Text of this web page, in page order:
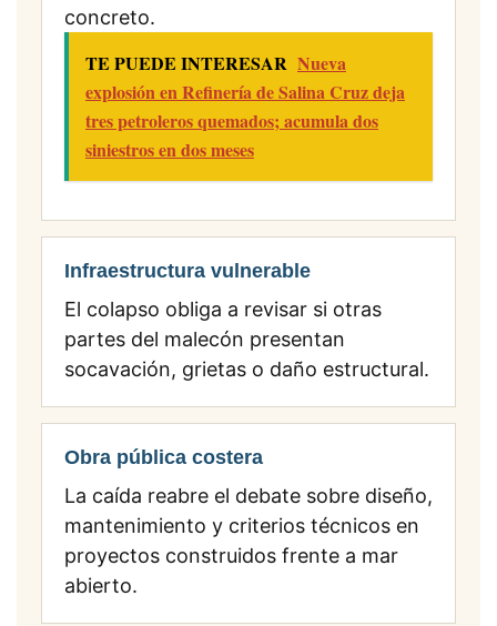
concreto.
TE PUEDE INTERESAR Nueva
explosión en Refinería de Salina Cruz deja
tres petroleros quemados; acumula dos
siniestros en dos meses
Infraestructura vulnerable
El colapso obliga a revisar si otras
partes del malecón presentan
socavación, grietas o daño estructural.
Obra pública costera
La caída reabre el debate sobre diseño,
mantenimiento y criterios técnicos en
proyectos construidos frente a mar
abierto.